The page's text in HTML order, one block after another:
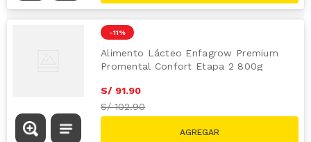
-11 %
Alimento Lácteo Enfagrow Premium
Promental Confort Etapa 2 800g
S/ 91.90
S/102.90